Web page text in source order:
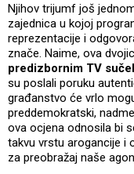
Njihov trijumf još
zajednica u kojoj
reprezentacije i
znače. Naime, ova
predizbornim TV
su poslali poruku
građanstvo će vrlo
preddemokratski,
ova ocjena odnosila bi
takvu vrstu arogancije i
za preobražaj naše